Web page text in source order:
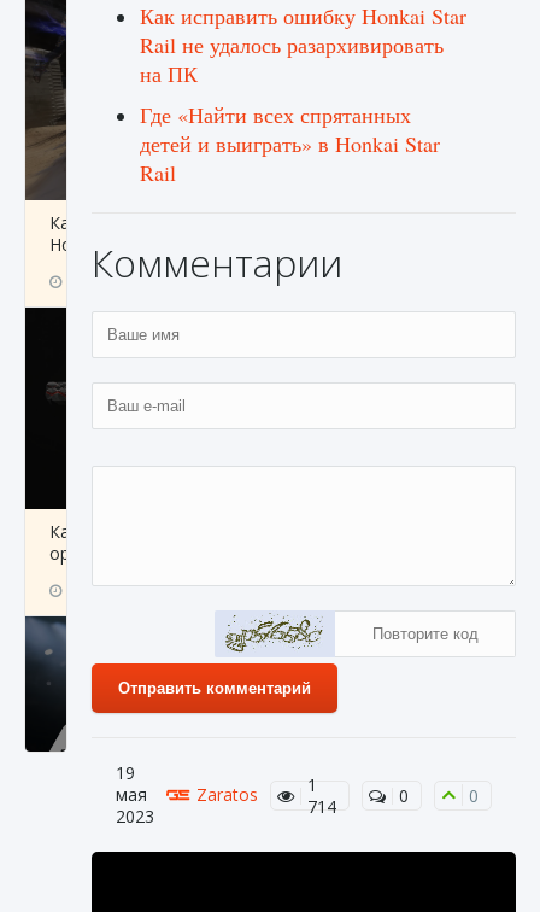
Как исправить неработающие награды For
Honor
9 августа 2024 1 205
Как разблокировать чертеж счастливого
оружия в MW3 и Warzone
9 августа 2024 1 151 0 0
Как исправить ошибку Honkai Star
Rail не удалось разархивировать
на ПК
Где «Найти всех спрятанных
детей и выиграть» в Honkai Star
Rail
Комментарии
Отправить комментарий
19
мая
2023
Zaratos
1
714
0 0